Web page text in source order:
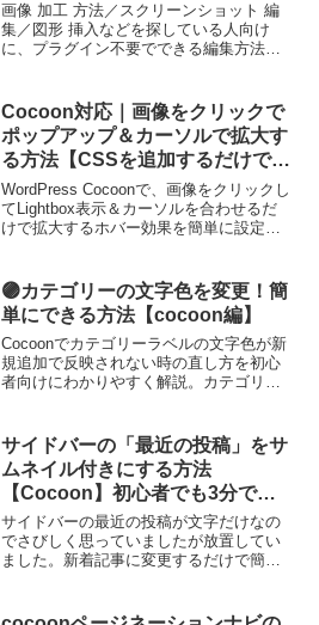
画像 加工 方法／スクリーンショット 編
集／図形 挿入などを探している人向け
に、プラグイン不要でできる編集方法を
Cocoon対応｜画像をクリックで
ポップアップ＆カーソルで拡大す
る方法【CSSを追加するだけで
OK】
WordPress Cocoonで、画像をクリックし
てLightbox表示＆カーソルを合わせるだ
けで拡大するホバー効果を簡単に設定す
🟣カテゴリーの文字色を変更！簡
単にできる方法【cocoon編】
Cocoonでカテゴリーラベルの文字色が新
規追加で反映されない時の直し方を初心
者向けにわかりやすく解説。カテゴリ色
サイドバーの「最近の投稿」をサ
ムネイル付きにする方法
【Cocoon】初心者でも3分でで
きる！
サイドバーの最近の投稿が文字だけなの
でさびしく思っていましたが放置してい
ました。新着記事に変更するだけで簡単
方はぜひやってみて！ついでに人気記事